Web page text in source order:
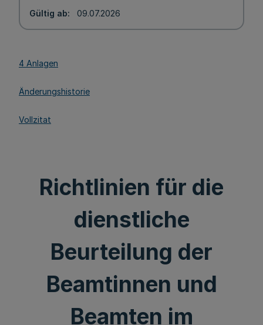
Gültig ab 09.07.2026
4 Anlagen
Änderungshistorie
Vollzitat
Richtlinien für die
dienstliche
Beurteilung der
Beamtinnen und
Beamten im